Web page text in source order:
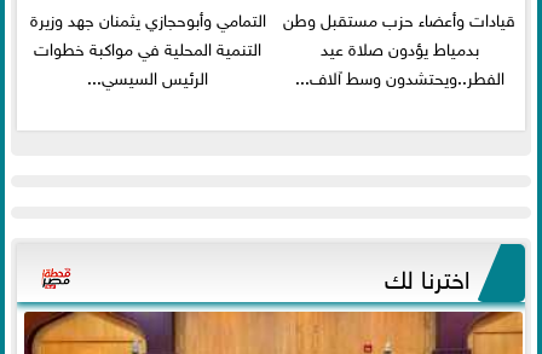
قيادات وأعضاء حزب مستقبل وطن
بدمياط يؤدون صلاة عيد
الفطر..ويحتشدون وسط آلاف...
التمامي وأبوحجازي يثمنان جهد وزيرة
التنمية المحلية في مواكبة خطوات
الرئيس السيسي...
اخترنا لك